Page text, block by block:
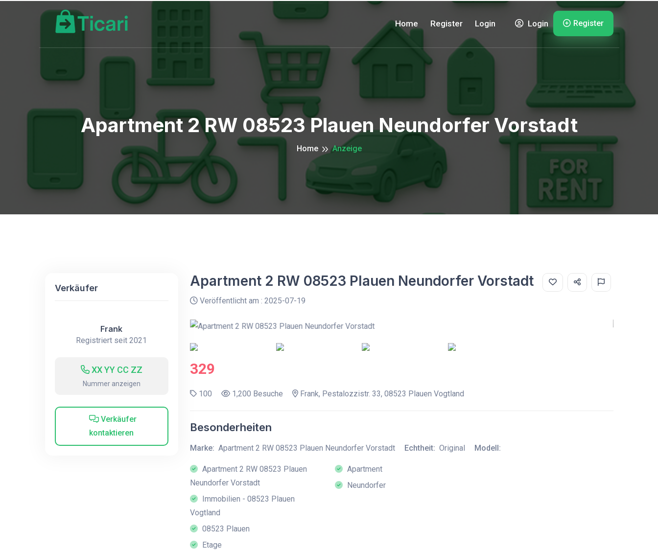
Home Register Login Login Register
Apartment 2 RW 08523 Plauen Neundorfer Vorstadt
Home Anzeige
Verkäufer
Frank
Registriert seit 2021
XX YY CC ZZ
Nummer anzeigen
Verkäufer
kontaktieren
Apartment 2 RW 08523 Plauen Neundorfer Vorstadt
Veröffentlicht am : 2025-07-19
329
100 1,200 Besuche Frank, Pestalozzistr. 33, 08523 Plauen Vogtland
Besonderheiten
Marke: Apartment 2 RW 08523 Plauen Neundorfer Vorstadt Echtheit: Original Modell:
Apartment 2 RW 08523 Plauen
Neundorfer Vorstadt
Immobilien - 08523 Plauen
Vogtland
08523 Plauen
Etage
Apartment
Neundorfer